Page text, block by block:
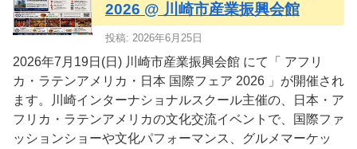
2026 @ 川崎市産業振興会館
投稿: 2026年6月25日
2026年7月19日(日) 川崎市産業振興会館 にて「 アフリ
カ・ラテンアメリカ・日本 国際フェア 2026 」が開催され
ます。川崎インターナショナルスクール主催の、日本・ア
フリカ・ラテンアメリカの文化交流イベントで、国際ファ
ッションショーや文化パフォーマンス、グルメマーケッ